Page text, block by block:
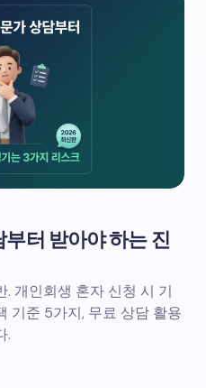
터 받아야 하는 진
개인회생 혼자 신청 시 기
기준 5가지, 무료 상담 활용
.